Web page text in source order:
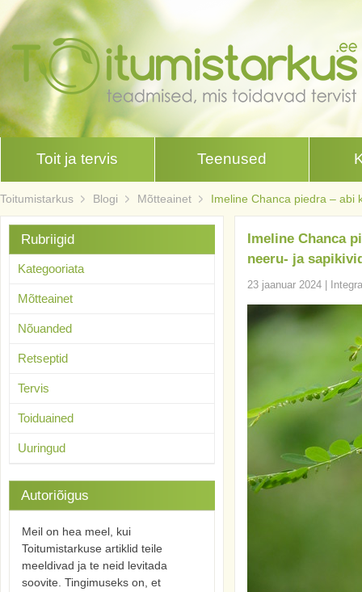
Toit ja tervis Teenused
Toitumistarkus Blogi Mõtteainet Imeline Chanca piedra – abi
Imeline Chanca
neeru- ja
23 jaanuar 2024
Rubriigid
Kategooriata
Mõtteainet
Nõuanded
Retseptid
Tervis
Toiduained
Uuringud
Autoriõigus
Meil on hea meel, kui
Toitumistarkuse artiklid teile
meeldivad ja te neid levitada
soovite. Tingimuseks on, et